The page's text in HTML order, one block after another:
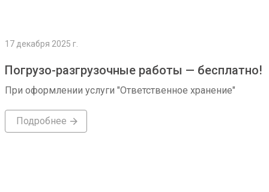
17 декабря 2025 г.
Погрузо-разгрузочные работы — бесплатно!
При оформлении услуги "Ответственное хранение"
Подробнее